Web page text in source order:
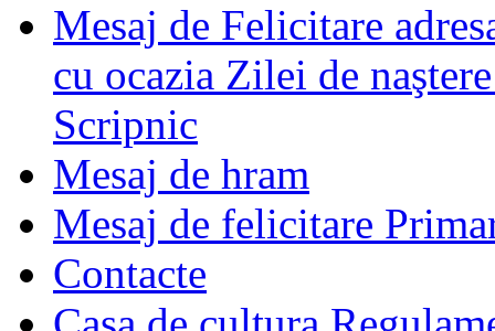
Mesaj de Felicitare
cu ocazia Zilei de
Scripnic
Mesaj de hram
Mesaj de felicitare
Contacte